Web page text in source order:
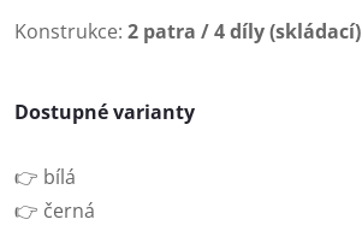
Konstrukce: 2 patra / 4 díly (skládací)
Dostupné varianty
👉 bílá
👉 černá